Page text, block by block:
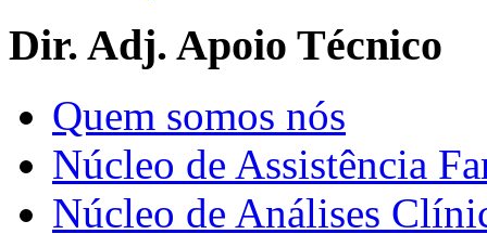
Dir. Adj. Apoio Técnico
Quem somos nós
Núcleo de Assistência
Núcleo de Análises